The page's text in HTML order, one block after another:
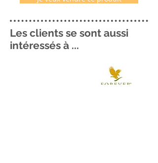
Les clients se sont aussi
intéressés à ...